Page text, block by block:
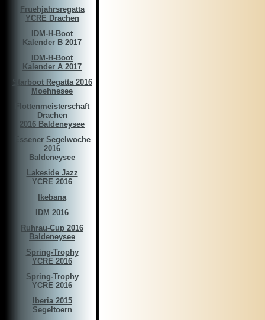
Fruehjahrsregatta
YCRE Drachen
IDM-H-Boot
Kalender B 2017
IDM-H-Boot
Kalender A 2017
Starboot Regatta 2016
Moehnesee
Flottenmeisterschaft
Drachen
2016 Baldeneysee
Essener Segelwoche
2016
Baldeneysee
Lakeside Jazz
YCRE 2016
Ikebana
IDM 2016
Ruhrau-Cup 2016
Baldeneysee
Spring-Trophy
YCRE 2016
Spring-Trophy
YCRE 2016
Iberia 2015
Segeltoern